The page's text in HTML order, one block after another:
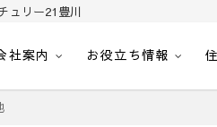
ュリー21豊川
探し｜センチュリー21
社案内 お役立ち情報